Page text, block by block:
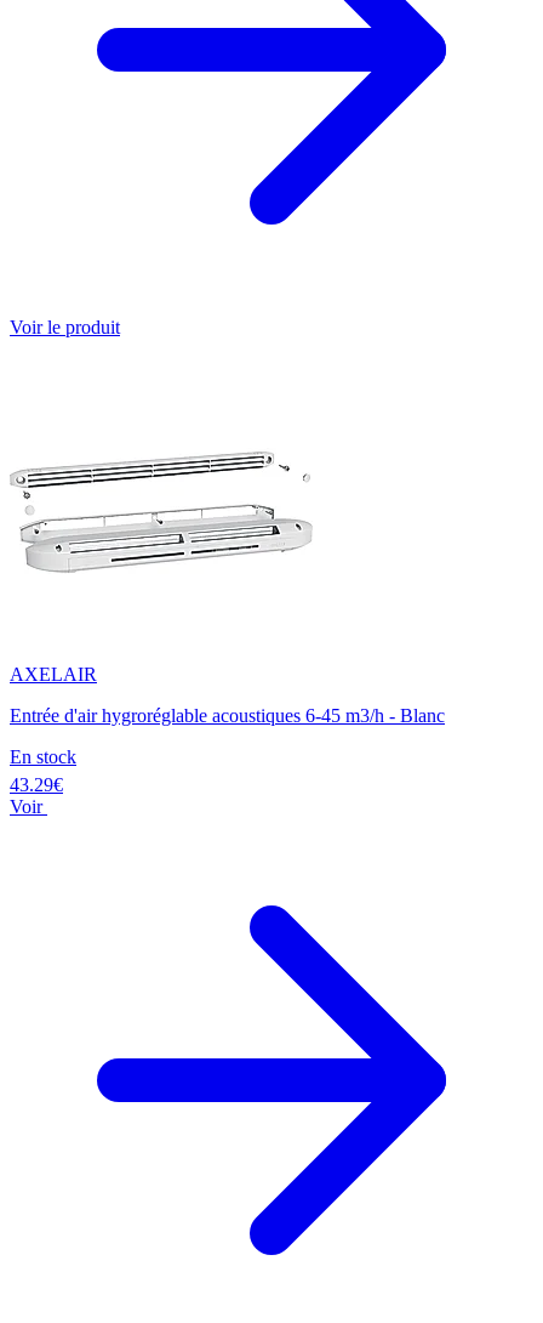
Voir le produit
AXELAIR
Entrée d'air hygroréglable acoustiques 6-45 m3/h - Blanc
En stock
43.29€
Voir